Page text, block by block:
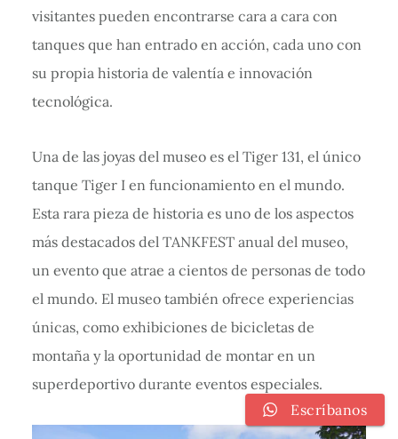
visitantes pueden encontrarse cara a cara con
tanques que han entrado en acción, cada uno con
su propia historia de valentía e innovación
tecnológica.
Una de las joyas del museo es el Tiger 131, el único
tanque Tiger I en funcionamiento en el mundo.
Esta rara pieza de historia es uno de los aspectos
más destacados del TANKFEST anual del museo,
un evento que atrae a cientos de personas de todo
el mundo. El museo también ofrece experiencias
únicas, como exhibiciones de bicicletas de
montaña y la oportunidad de montar en un
superdeportivo durante eventos especiales.
Escríbanos